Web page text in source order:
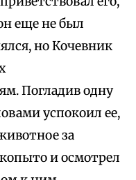
еще не был
но Кочевник
Погладив одну
успокоил ее,
за
и осмотрел